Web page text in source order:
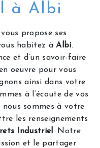
à Albi
propose ses
habitez àAlbi.
et d’un savoir-faire
oeuvre pour vous
ainsi dans votre
à l’écoute de vos
nous sommes à votre
les renseignements
Industriel . Notre
et le partager